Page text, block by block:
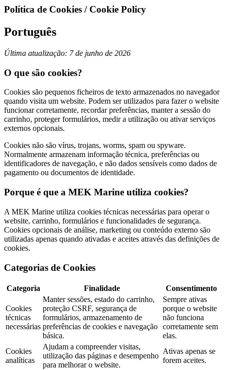
Política de Cookies / Cookie Policy
Português
Última atualização: 7 de junho de 2026
O que são cookies?
Cookies são pequenos ficheiros de texto armazenados no navegador
quando visita um website. Podem ser utilizados para fazer o website
funcionar corretamente, recordar preferências, manter a sessão do
carrinho, proteger formulários, medir a utilização ou ativar serviços
externos opcionais.
Cookies não são vírus, trojans, worms, spam ou spyware.
Normalmente armazenam informação técnica, preferências ou
identificadores de navegação, e não dados sensíveis como dados de
pagamento ou documentos de identidade.
Porque é que a MEK Marine utiliza cookies?
A MEK Marine utiliza cookies técnicas necessárias para operar o
website, carrinho, formulários e funcionalidades de segurança.
Cookies opcionais de análise, marketing ou conteúdo externo são
utilizadas apenas quando ativadas e aceites através das definições de
cookies.
Categorias de Cookies
Categoria Finalidade Consentimento
Cookies
técnicas
necessárias
Manter sessões, estado do carrinho,
proteção CSRF, segurança de
formulários, armazenamento de
preferências de cookies e navegação
básica.
Sempre ativas
porque o website
não funciona
corretamente sem
elas.
Cookies
analíticas
Ajudam a compreender visitas,
utilização das páginas e desempenho
para melhorar o website.
Ativas apenas se
forem aceites.